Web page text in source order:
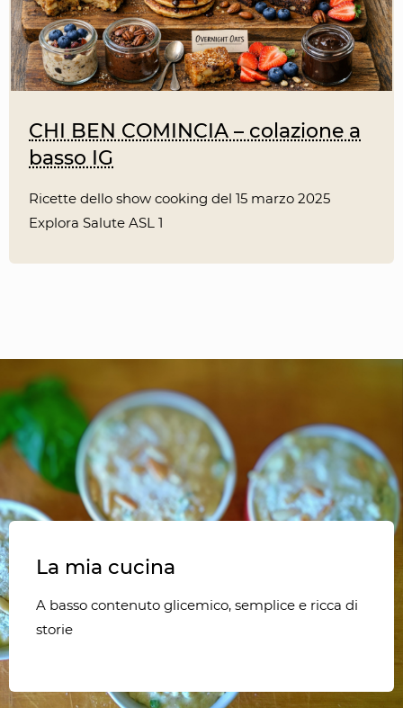
CHI BEN COMINCIA – colazione a
basso IG
Ricette dello show cooking del 15 marzo 2025
Explora Salute ASL 1
La mia cucina
A basso contenuto glicemico, semplice e ricca di
storie